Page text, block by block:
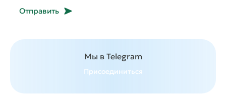
Отправить
Мы в Telegram
Присоединиться